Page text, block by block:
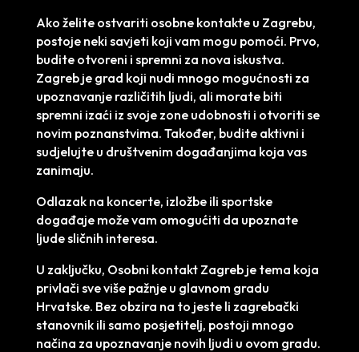
Ako želite ostvariti osobne kontakte u Zagrebu,
postoje neki savjeti koji vam mogu pomoći. Prvo,
budite otvoreni i spremni za nova iskustva.
Zagreb je grad koji nudi mnogo mogućnosti za
upoznavanje različitih ljudi, ali morate biti
spremni izaći iz svoje zone udobnosti i otvoriti se
novim poznanstvima. Također, budite aktivni i
sudjelujte u društvenim događanjima koja vas
zanimaju.
Odlazak na koncerte, izložbe ili sportske
događaje može vam omogućiti da upoznate
ljude sličnih interesa.
U zaključku, Osobni kontakt Zagreb je tema koja
privlači sve više pažnje u glavnom gradu
Hrvatske. Bez obzira na to jeste li zagrebački
stanovnik ili samo posjetitelj, postoji mnogo
načina za upoznavanje novih ljudi u ovom gradu.